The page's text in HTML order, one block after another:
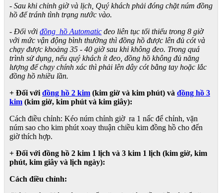
- Sau khi chỉnh giờ và lịch, Quý khách phải đóng chặt núm đồng
hồ để tránh tình trạng nước vào.
- Đối với đồng hồ Automatic đeo liên tục tối thiểu trong 8 giờ
với mức vận động bình thường thì đồng hồ được lên đủ cót và
chạy được khoảng 35 - 40 giờ sau khi không đeo. Trong quá
trình sử dụng, nếu quý khách ít đeo, đồng hồ không đủ năng
lượng để chạy chính xác thì phải lên dây cót bằng tay hoặc lắc
đồng hồ nhiều lần.
+ Đối với đồng hồ 2 kim (kim giờ và kim phút) và đồng hồ 3
kim (kim giờ, kim phút và kim giây):
Cách điều chỉnh: Kéo núm chỉnh giờ ra 1 nấc để chỉnh, vặn
núm sao cho kim phút xoay thuận chiều kim đồng hồ cho đến
giờ thích hợp.
+ Đối với đồng hồ 2 kim 1 lịch và 3 kim 1 lịch (kim giờ, kim
phút, kim giây và lịch ngày):
Cách điều chỉnh: